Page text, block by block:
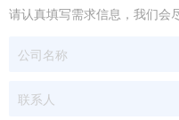
请认真填写需求信息，我们会